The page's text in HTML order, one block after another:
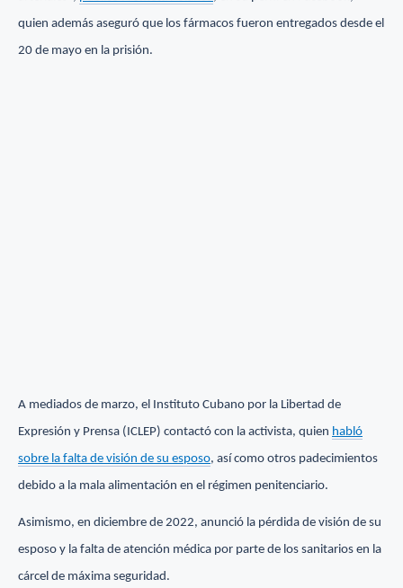
quien además aseguró que los fármacos fueron entregados desde el
20 de mayo en la prisión.
A mediados de marzo, el Instituto Cubano por la Libertad de
Expresión y Prensa (ICLEP) contactó con la activista, quien habló
sobre la falta de visión de su esposo, así como otros padecimientos
debido a la mala alimentación en el régimen penitenciario.
Asimismo, en diciembre de 2022, anunció la pérdida de visión de su
esposo y la falta de atención médica por parte de los sanitarios en la
cárcel de máxima seguridad.